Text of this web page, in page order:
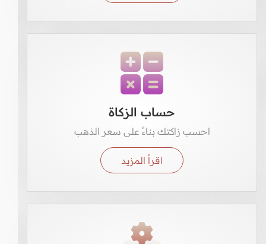
حساب الزكاة
احسب زاكتك بناءً على سعر الذهب
اقرأ المزيد